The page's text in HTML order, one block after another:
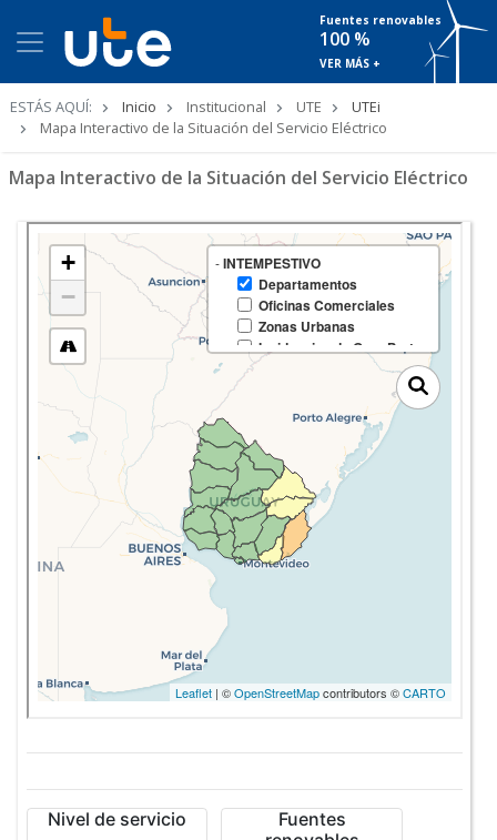
Fuentes renovables
100 %
VER MÁS +
ESTÁS AQUÍ: Inicio Institucional UTE
UTEi
Mapa Interactivo de la Situación del Servicio Eléctrico
Mapa Interactivo de la Situación del Servicio Eléctrico